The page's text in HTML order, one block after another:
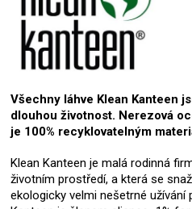
Všechny láhve Klean Kanteen
dlouhou životnost. Nerezová
je 100% recyklovatelným
Klean Kanteen je malá rodinná
životním prostředí, a která se
ekologicky velmi nešetrné užívání